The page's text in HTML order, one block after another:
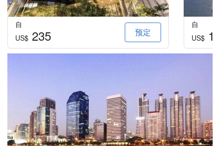
自
US$ 235 预定
自
US$